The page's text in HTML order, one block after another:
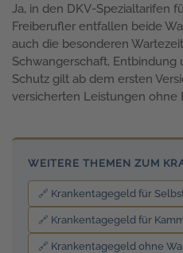
Ja, in den DKV-Spezialtarifen
Freiberufler entfallen beide
auch die besonderen
Schwangerschaft, Entbindung
Schutz gilt ab dem ersten
versicherten Leistungen ohne
WEITERE THEMEN ZUM
🔗 Krankentagegeld für
🔗 Krankentagegeld für
🔗 Krankentagegeld ohne